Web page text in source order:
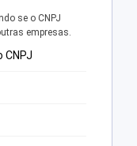
se o CNPJ
empresas.
CNPJ